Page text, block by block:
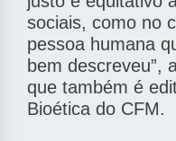
sociais, como no
pessoa humana
bem descreveu”,
que também é
Bioética do CFM.